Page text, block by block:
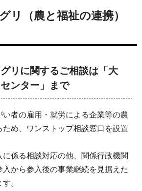
リ（農と福祉の連携）
リに関するご相談は「大
ンター」まで
者の雇用・就労による企業等の農
め、ワンストップ相談窓口を設置
に係る相談対応の他、関係行政機関
から参入後の事業継続を見据えた
。